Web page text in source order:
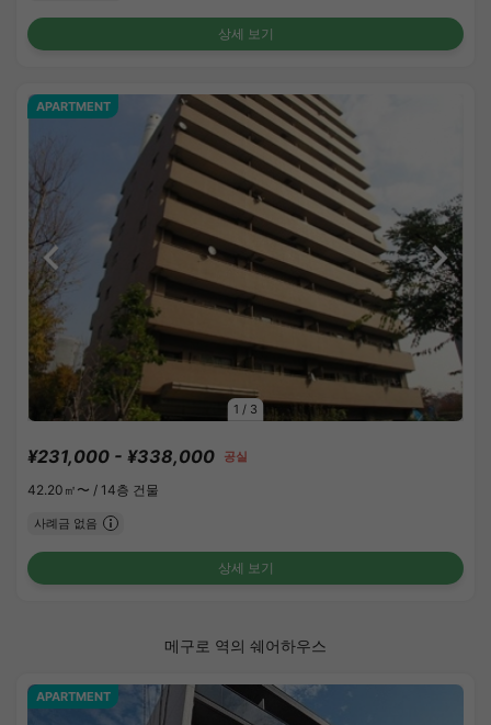
상세 보기
1 / 3
APARTMENT
¥231,000 - ¥338,000 공실
42.20㎡〜 / 14층 건물
사례금 없음
상세 보기
메구로 역의 쉐어하우스
APARTMENT